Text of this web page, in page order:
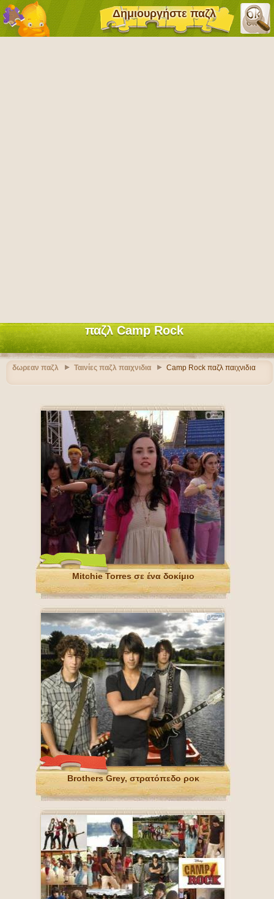
Δημιουργήστε παζλ
παζλ Camp Rock
δωρεαν παζλ Ταινίες παζλ παιχνιδια Camp Rock παζλ παιχνιδια
Mitchie Torres σε ένα δοκίμιο
Brothers Grey, στρατόπεδο ροκ